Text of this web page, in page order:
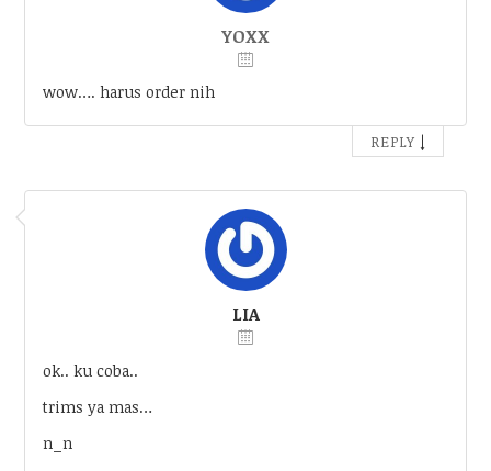
YOXX
wow…. harus order nih
REPLY ↓
LIA
ok.. ku coba..
trims ya mas…
n_n